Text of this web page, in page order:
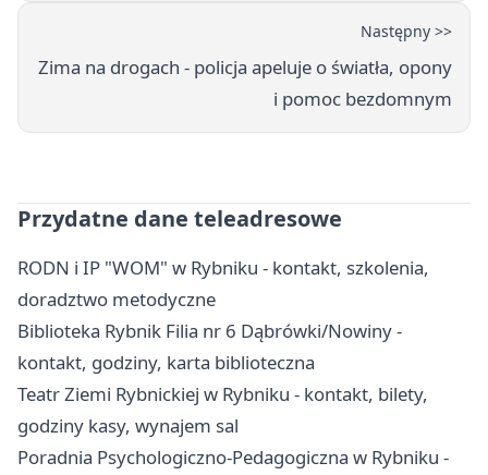
Następny >>
Zima na drogach - policja apeluje o światła, opony
i pomoc bezdomnym
Przydatne dane teleadresowe
RODN i IP "WOM" w Rybniku - kontakt, szkolenia,
doradztwo metodyczne
Biblioteka Rybnik Filia nr 6 Dąbrówki/Nowiny -
kontakt, godziny, karta biblioteczna
Teatr Ziemi Rybnickiej w Rybniku - kontakt, bilety,
godziny kasy, wynajem sal
Poradnia Psychologiczno-Pedagogiczna w Rybniku -